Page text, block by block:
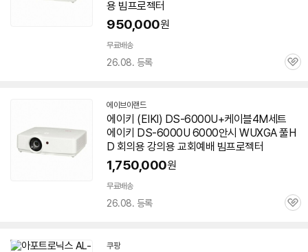
이
용 빔프로젝터
950,000원
무료배송
26.08. 등록
관
에이브이랜드네
이
버
페
에이키 (EIKI) DS-6000U+케이블4M세트
에이키 DS-6000U 6000안시 WUXGA 풀H
D 회의용 강의용 교회예배 빔프로젝터
1,750,000원
무료배송
26.08. 등록
관
쿠팡